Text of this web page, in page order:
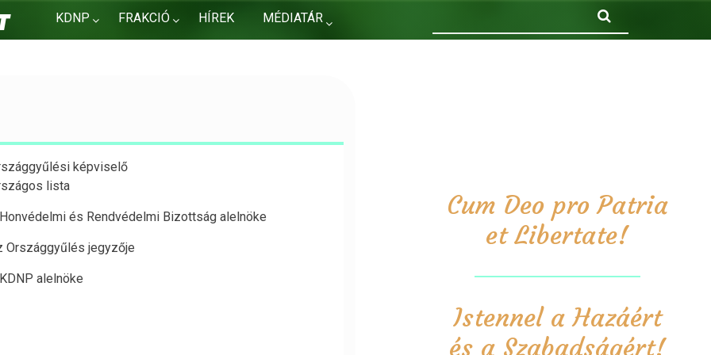
KDNP FRAKCIÓ HÍREK MÉDIATÁR
képviselő
lista
és Rendvédelmi Bizottság alelnöke
Országgyűlés jegyzője
alelnöke
Cum Deo pro Patria
et Libertate!
Istennel a Hazáért
és a Szabadságért!